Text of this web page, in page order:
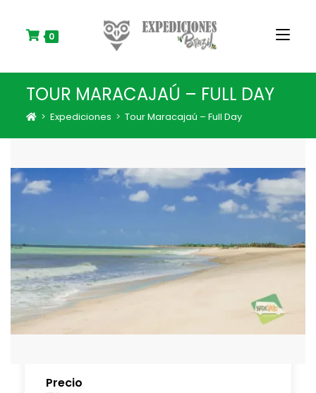
t
0
TOUR MARACAJAÚ – FULL DAY
> Expediciones > Tour Maracajaú – Full Day
Precio